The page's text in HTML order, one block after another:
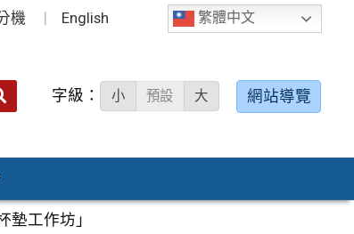
繁體中文
機 English
字級： 小 預設 大 網站導覽
工作坊」